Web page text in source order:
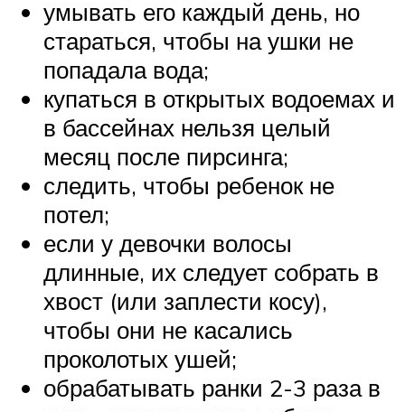
умывать его каждый день, но
стараться, чтобы на ушки не
попадала вода;
купаться в открытых водоемах и
в бассейнах нельзя целый
месяц после пирсинга;
следить, чтобы ребенок не
потел;
если у девочки волосы
длинные, их следует собрать в
хвост (или заплести косу),
чтобы они не касались
проколотых ушей;
обрабатывать ранки 2-3 раза в